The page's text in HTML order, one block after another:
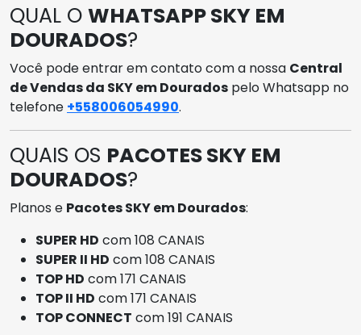
QUAL O WHATSAPP SKY EM
DOURADOS?
Você pode entrar em contato com a nossa Central
de Vendas da SKY em Dourados pelo Whatsapp no
telefone +558006054990.
QUAIS OS PACOTES SKY EM
DOURADOS?
Planos e Pacotes SKY em Dourados:
SUPER HD com 108 CANAIS
SUPER II HD com 108 CANAIS
TOP HD com 171 CANAIS
TOP II HD com 171 CANAIS
TOP CONNECT com 191 CANAIS